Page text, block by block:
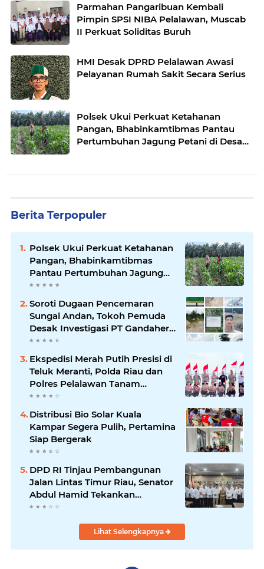
Parmahan Pangaribuan Kembali
Pimpin SPSI NIBA Pelalawan, Muscab
II Perkuat Soliditas Buruh
HMI Desak DPRD Pelalawan Awasi
Pelayanan Rumah Sakit Secara Serius
Polsek Ukui Perkuat Ketahanan
Pangan, Bhabinkamtibmas Pantau
Pertumbuhan Jagung Petani di Desa
Berita Terpopuler
Polsek Ukui Perkuat Ketahanan
Pangan, Bhabinkamtibmas
Pantau Pertumbuhan Jagung
Petani di Desa Air Hitam
Soroti Dugaan Pencemaran
Sungai Andan, Tokoh Pemuda
Desak Investigasi PT Gandahera
Hendana
Ekspedisi Merah Putih Presisi di
Teluk Meranti, Polda Riau dan
Polres Pelalawan Tanam
Mangrove Demi Negeri
Distribusi Bio Solar Kuala
Kampar Segera Pulih, Pertamina
Siap Bergerak
DPD RI Tinjau Pembangunan
Jalan Lintas Timur Riau, Senator
Abdul Hamid Tekankan
Infrastruktur Harus Profesional
Lihat Selengkapnya